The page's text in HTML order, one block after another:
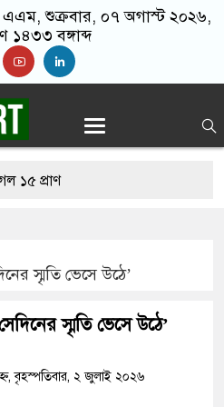
এএম, শুক্রবার, ০৭ অগাস্ট ২০২৬,
১৪৩৩ বঙ্গাব্দ
প্রাণ
নিলেন যুবলীগ নেতা
স্মৃতি ভেসে উঠে’
স্মৃতি ভেসে উঠে’
বৃহস্পতিবার, ২ জুলাই ২০২৬